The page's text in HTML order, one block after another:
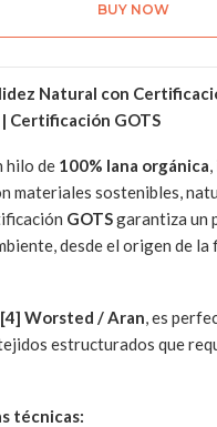
BUY NOW
Natural con
Certificación GOTS
hilo de 100% lana orgánica
materiales sostenibles,
GOTSgarantiza un
desde el origen de la
[4] Worsted / Aran, es
estructurados que
técnicas: